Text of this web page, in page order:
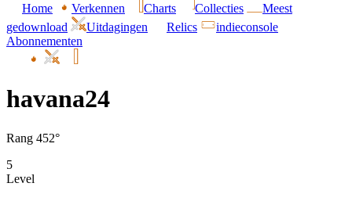
Home
Verkennen Charts Collecties
Meest
gedownload
Uitdagingen Relics
indieconsole
Abonnementen
havana24
Rang 452°
5
Level